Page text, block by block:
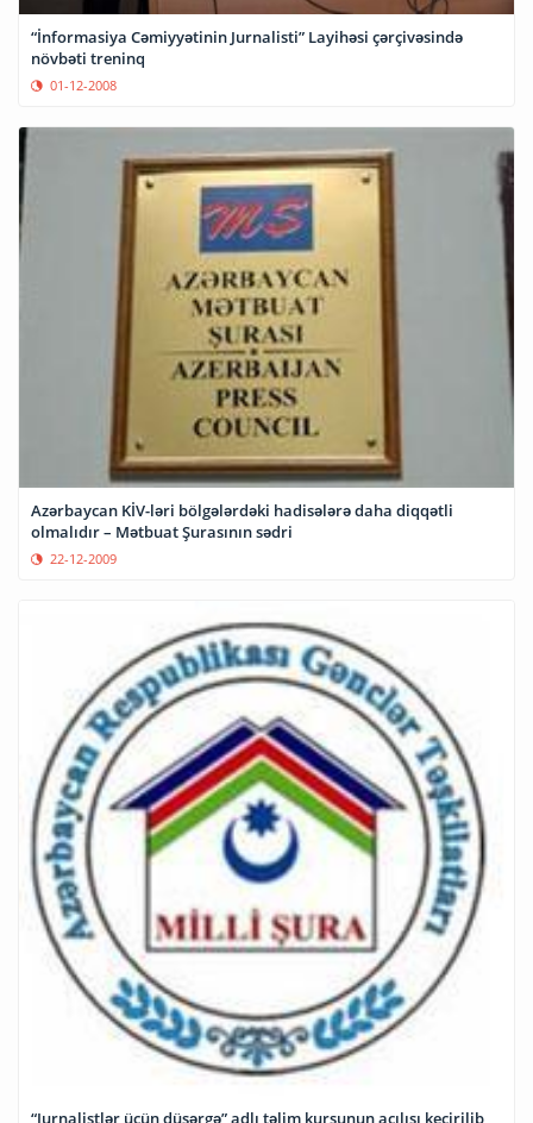
“İnformasiya Cəmiyyətinin Jurnalisti” Layihəsi çərçivəsində
növbəti treninq
01-12-2008
Azərbaycan KİV-ləri bölgələrdəki hadisələrə daha diqqətli
olmalıdır – Mətbuat Şurasının sədri
22-12-2009
“Jurnalistlər üçün düşərgə” adlı təlim kursunun açılışı keçirilib